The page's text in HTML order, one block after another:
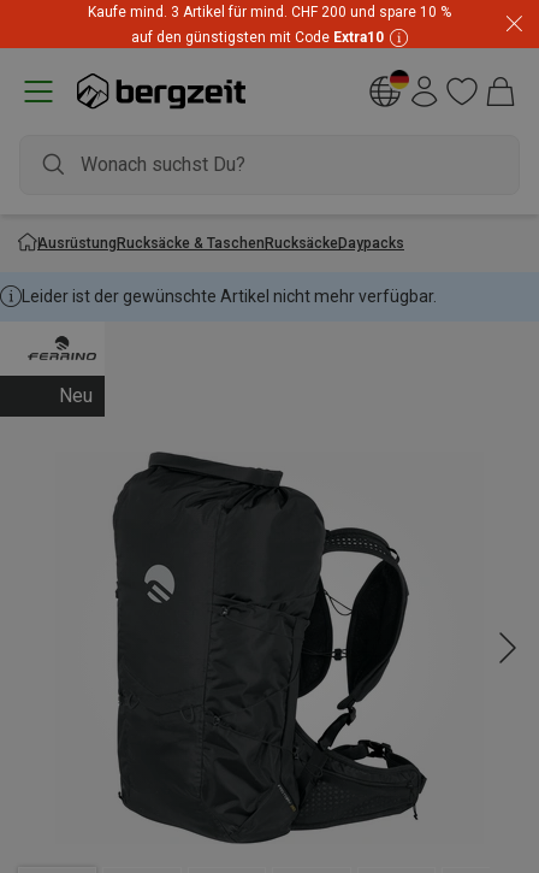
Highlights zum unschlagbaren Preis! Bis zu -60 % im
Summer Sale
Kaufe mind. 3 Artikel für mind. CHF 200 und spare 10 %
auf den günstigsten mit Code Extra10
AusrüstungRucksäcke & TaschenRucksäckeDaypacks
Leider ist der gewünschte Artikel nicht mehr verfügbar.
Neu